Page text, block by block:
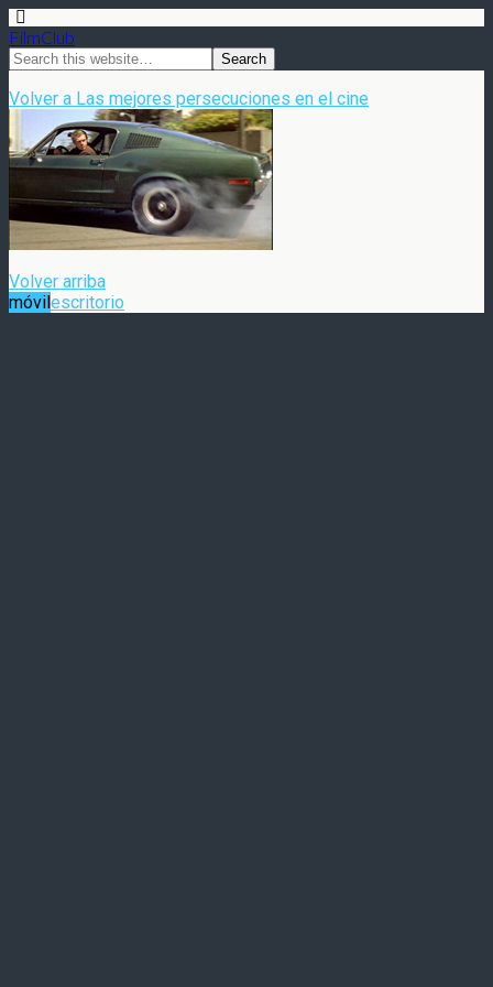
FilmClub
Volver a Las mejores persecuciones en el cine
Volver arriba
móvilescritorio